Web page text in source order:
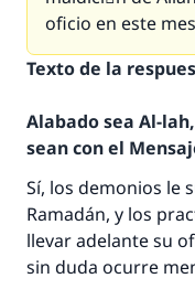
oficio en este
Texto de la
Alabado sea Al-
sean con el
Sí, los demonios le
Ramadán, y los
llevar adelante su
sin duda ocurre